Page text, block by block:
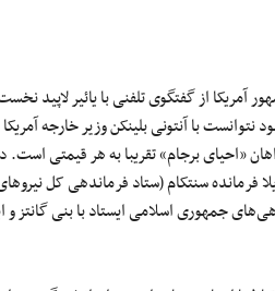
از گفتگوی تلفنی با یائیر لاپید نخست
نتوانست با آنتونی بلینکن وزیر خارجه
«احیای برجام» تقریبا به هر قیمتی
سنتکام (ستاد فرماندهی کل
جمهوری اسلامی ایستاد با بنی گانتز و